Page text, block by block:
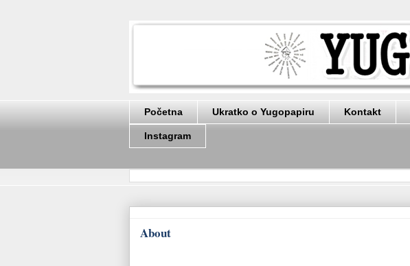
Početna Ukratko o Yugopapiru Kontakt
Instagram
About